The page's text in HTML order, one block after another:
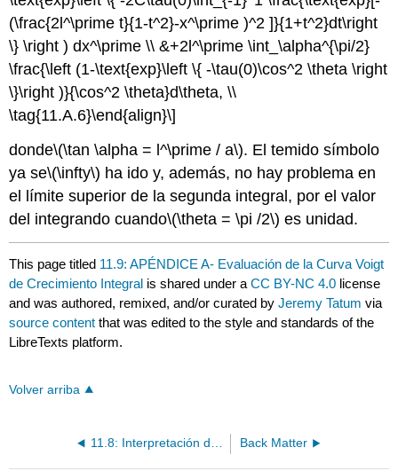
(\frac{2l^\prime t}{1-t^2}-x^\prime )^2 ]}{1+t^2}dt\right
\} \right ) dx^\prime \\ &+2l^\prime \int_\alpha^{\pi/2}
\frac{\left (1-\text{exp}\left \{ -\tau(0)\cos^2 \theta \right
\}\right )}{\cos^2 \theta}d\theta, \\
\tag{11.A.6}\end{align}\]
donde\(\tan \alpha = l^\prime / a\). El temido símbolo
ya se\(\infty\) ha ido y, además, no hay problema en
el límite superior de la segunda integral, por el valor
del integrando cuando\(\theta = \pi /2\) es unidad.
This page titled 11.9: APÉNDICE A- Evaluación de la Curva Voigt
de Crecimiento Integral is shared under aCC BY-NC 4.0 license
and was authored, remixed, and/or curated byJeremy Tatum via
source content that was edited to the style and standards of the
LibreTexts platform.
Volver arriba
Back Matter